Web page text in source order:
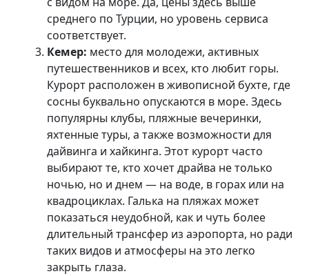
среднего по Турции, но уровень сервиса
соответствует.
Кемер: место для молодежи, активных
путешественников и всех, кто любит горы.
Курорт расположен в живописной бухте, где
сосны буквально опускаются в море. Здесь
популярны клубы, пляжные вечеринки,
яхтенные туры, а также возможности для
дайвинга и хайкинга. Этот курорт часто
выбирают те, кто хочет драйва не только
ночью, но и днем — на воде, в горах или на
квадроциклах. Галька на пляжах может
показаться неудобной, как и чуть более
длительный трансфер из аэропорта, но ради
таких видов и атмосферы на это легко
закрыть глаза.